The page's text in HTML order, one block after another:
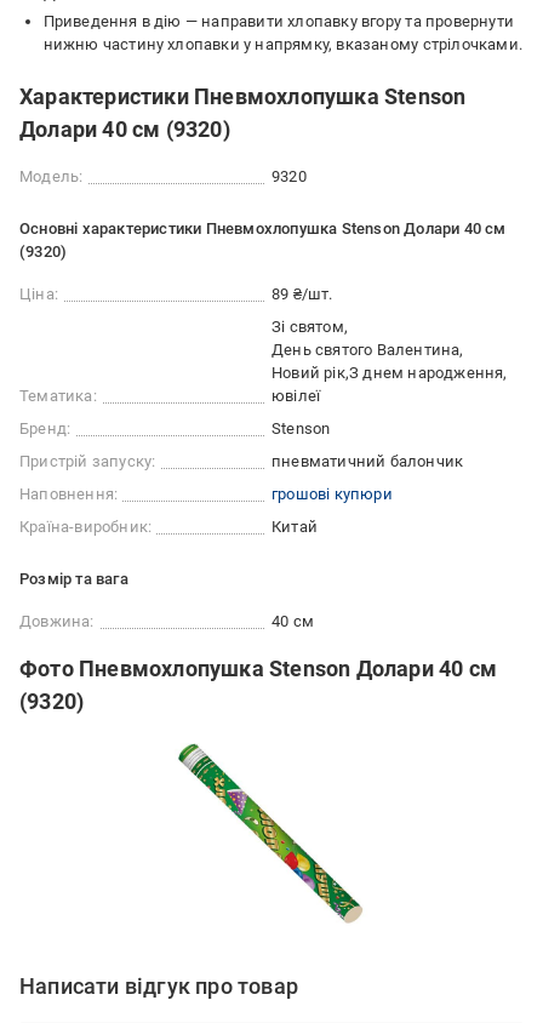
Приведення в дію ― направити хлопавку вгору та провернути
нижню частину хлопавки у напрямку, вказаному стрілочками.
Характеристики Пневмохлопушка Stenson
Долари 40 см (9320)
Модель: 9320
Основні характеристики Пневмохлопушка Stenson Долари 40 см
(9320)
Ціна: 89 ₴/шт.
Тематика:
Зі святом
День святого Валентина
Новий рік З днем народження
ювілеї
Бренд:
Stenson
Пристрій запуску:
пневматичний балончик
Наповнення:
грошові купюри
Країна-виробник:
Китай
Розмір та вага
Довжина: 40 см
Фото Пневмохлопушка Stenson Долари 40 см
(9320)
Написати відгук про товар